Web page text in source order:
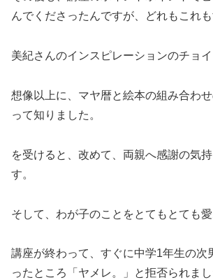
んでくださったんですが、どれもこれも
美紀さんのインスピレーションのチョ
想像以上に、マヤ暦と絵本の組み合わ
って知りました。
を受けると、改めて、両親へ感謝の気
す。
そして、わが子のことをとてもとても愛
講座が終わって、すぐに中学1年生の次
ったところ「ヤメレ。」と拒否られま